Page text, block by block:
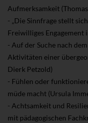
Aufmerksamkeit
- „Die Sinnfrage stellt
Freiwilliges Engagement
- Auf der Suche nach
Aktivitäten einer
Dierk Petzold)
- Fühlen oder
müde macht (Ursula
- Achtsamkeit und
mit pädagogischen